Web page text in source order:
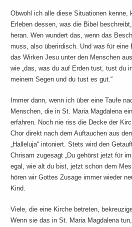
Obwohl ich alle diese Situationen kenne,
Erleben dessen, was die Bibel
heran. Wen wundert das, wenn das
muss, also überirdisch. Und was für eine
das Wirken Jesu unter den Menschen
wie „das, was du auf Erden tust, tust du
meinem Segen und du tust es gut.“
Immer dann, wenn ich über eine Taufe
Menschen, die in St. Maria Magdalena
erfahren. Noch nie riss die Decke der
Chor direkt nach dem Auftauchen aus
„Halleluja“ intoniert. Stets wird den
Chrisam zugesagt „Du gehörst jetzt für
egal, wie alt du bist, jetzt schon dem
hören wir Gottes Zusage immer wieder
Kind.
Viele, die eine Kirche betreten,
Wenn sie das in St. Maria Magdalena